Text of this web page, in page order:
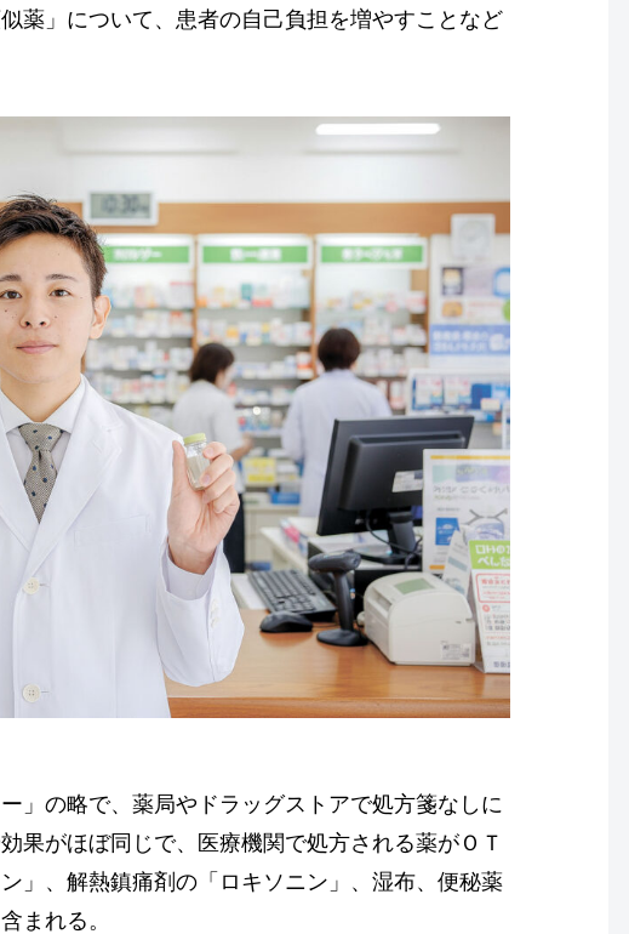
薬」について、患者の自己負担を増やすことなど
」の略で、薬局やドラッグストアで処方箋なしに
果がほぼ同じで、医療機関で処方される薬がＯＴ
」、解熱鎮痛剤の「ロキソニン」、湿布、便秘薬
まれる。